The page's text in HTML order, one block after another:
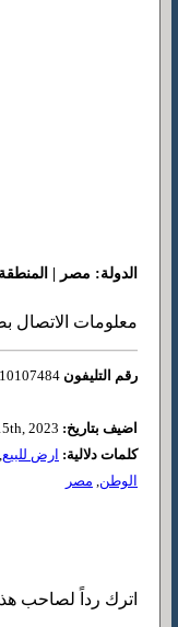
الدولة: مصر |
معلومات الاتصال
رقم التليفون
اضيف بتاريخ:
كلمات دلالية: ارض للبيع,
الوطن, مصر
اترك رداً لصاحب